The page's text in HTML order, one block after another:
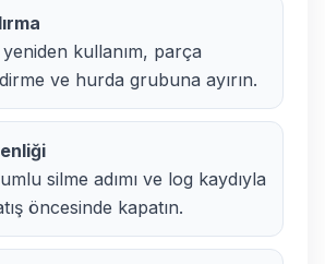
yeniden kullanım, parça
ve hurda grubuna ayırın.
silme adımı ve log kaydıyla
öncesinde kapatın.